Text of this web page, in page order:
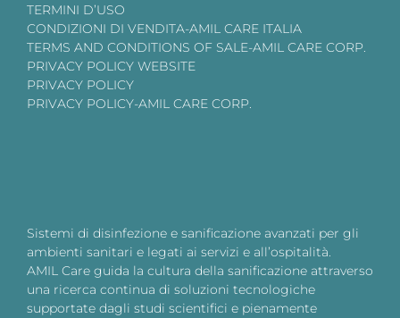
TERMINI D’USO
CONDIZIONI DI VENDITA-AMIL CARE ITALIA
TERMS AND CONDITIONS OF SALE-AMIL CARE CORP.
PRIVACY POLICY WEBSITE
PRIVACY POLICY
PRIVACY POLICY-AMIL CARE CORP.
Sistemi di disinfezione e sanificazione avanzati per gli
ambienti sanitari e legati ai servizi e all’ospitalità.
AMIL Care guida la cultura della sanificazione attraverso
una ricerca continua di soluzioni tecnologiche
supportate dagli studi scientifici e pienamente